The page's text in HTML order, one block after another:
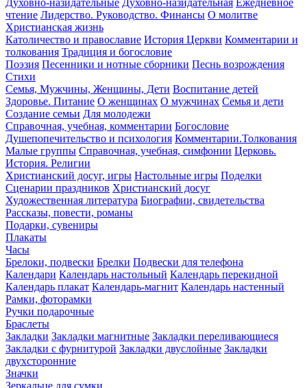
чтение Лидерство. Руководство. Финансы О молитве
Христианская жизнь
Католичество и православие История Церкви Комментарии и
толкования Традиция и богословие
Поэзия Песенники и нотные сборники Песнь возрождения
Стихи
Семья, Мужчины, Женщины, Дети Воспитание детей
Здоровье. Питание О женщинах О мужчинах Семья и дети
Создание семьи Для молодежи
Справочная, учебная, комментарии Богословие
Душепопечительство и психология Комментарии.Толкования
Малые группы Справочная, учебная, симфонии Церковь.
История. Религии
Христианский досуг, игры Настольные игры Поделки
Сценарии праздников Христианский досуг
Художественная литература Биографии, свидетельства
Рассказы, повести, романы
Подарки, сувениры
Плакаты
Часы
Брелоки, подвески Брелки Подвески для телефона
Календари Календарь настольный Календарь перекидной
Календарь плакат Календарь-магнит Календарь настенный
Рамки, фоторамки
Ручки подарочные
Браслеты
Закладки Закладки магнитные Закладки переливающиеся
Закладки с фурнитурой Закладки двуслойные Закладки
двухсторонние
Значки
Зеркальце для сумки